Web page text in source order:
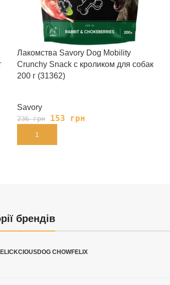
Лакомства Savory Dog Mobility
Crunchy Snack с кроликом для собак
200 г (31362)
Savory
236грн 153 грн
В КОРЗИНУ
брендів
DOG CHOWFELIX